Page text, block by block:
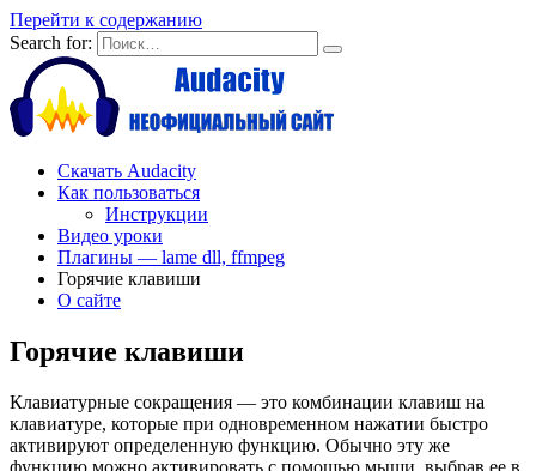
Перейти к содержанию
Search for:
Скачать Audacity
Как пользоваться
Инструкции
Видео уроки
Плагины — lame dll, ffmpeg
Горячие клавиши
О сайте
Горячие клавиши
Клавиатурные сокращения — это комбинации клавиш на
клавиатуре, которые при одновременном нажатии быстро
активируют определенную функцию. Обычно эту же
функцию можно активировать с помощью мыши, выбрав ее в